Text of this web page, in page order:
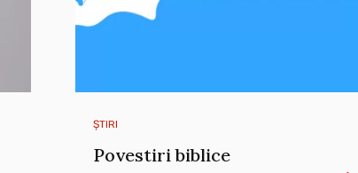
ȘTIRI
Povestiri biblice